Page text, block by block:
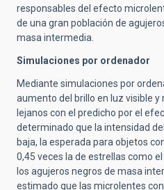
responsables del efecto
de una gran población de
masa intermedia.
Simulaciones por ordenador
Mediante simulaciones por
aumento del brillo en luz visible y
lejanos con el predicho por el
determinado que la intensidad
baja, la esperada para objetos
0,45 veces la de estrellas como
los agujeros negros de masa
estimado que las microlentes